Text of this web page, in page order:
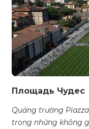
Площадь Чудес
Quảng trường
trong những không